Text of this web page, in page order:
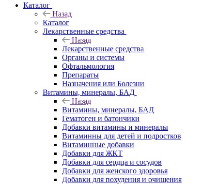
Каталог
Назад
Каталог
Лекарственные средства
Назад
Лекарственные средства
Органы и системы
Офтальмология
Препараты
Назначения или Болезни
Витамины, минералы, БАД
Назад
Витамины, минералы, БАД
Гематоген и батончики
Добавки витамины и минералы
Витаминны для детей и подростков
Витаминные добавки
Добавки для ЖКТ
Добавки для сердца и сосудов
Добавки для женского здоровья
Добавки для похудения и очищения